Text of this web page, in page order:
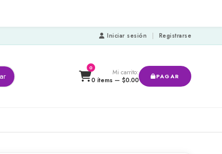
Iniciar sesión | Registrarse
0
Mi carrito:
0 ítems — $0.00 PAGAR